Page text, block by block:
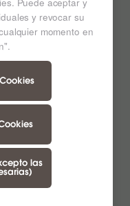
y revocar su
momento en
las